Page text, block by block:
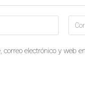
correo electrónico y web